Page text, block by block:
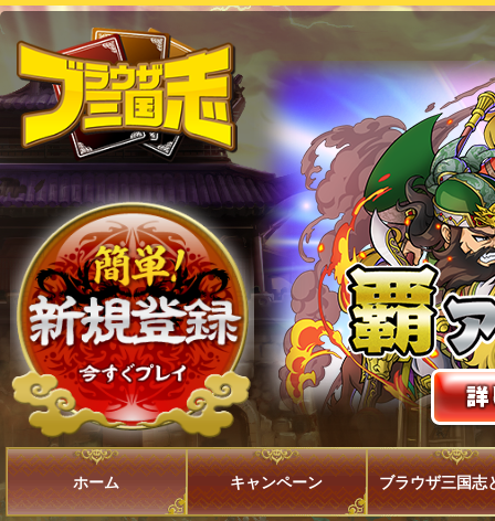
ホーム キャンペーン ブラウザ三国志